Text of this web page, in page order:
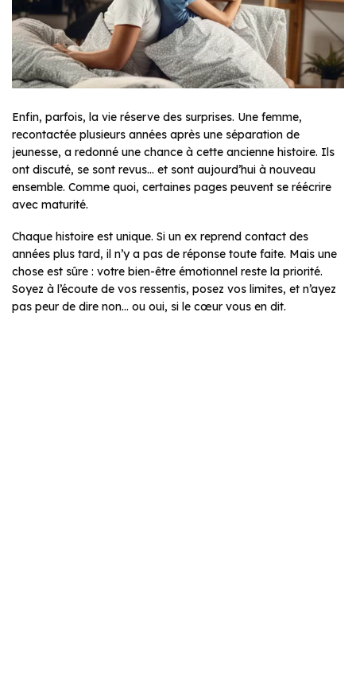
Enfin, parfois, la vie réserve des surprises. Une femme,
recontactée plusieurs années après une séparation de
jeunesse, a redonné une chance à cette ancienne histoire. Ils
ont discuté, se sont revus… et sont aujourd’hui à nouveau
ensemble. Comme quoi, certaines pages peuvent se réécrire
avec maturité.
Chaque histoire est unique. Si un ex reprend contact des
années plus tard, il n’y a pas de réponse toute faite. Mais une
chose est sûre : votre bien-être émotionnel reste la priorité.
Soyez à l’écoute de vos ressentis, posez vos limites, et n’ayez
pas peur de dire non… ou oui, si le cœur vous en dit.